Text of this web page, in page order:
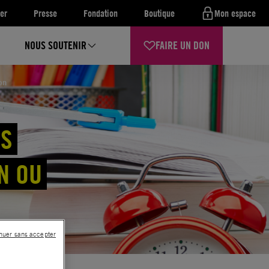
Presse Fondation Boutique Mon espace
NOUS SOUTENIR FAIRE UN DON
OU
sans accepter